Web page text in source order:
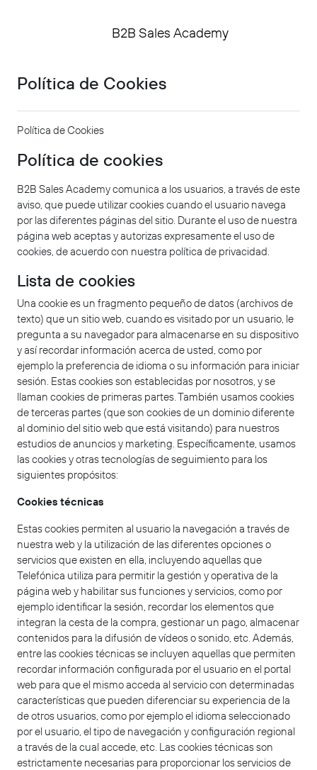
B2B Sales Academy
Política de Cookies
Política de Cookies
Política de cookies
B2B Sales Academy comunica a los usuarios, a través de este
aviso, que puede utilizar cookies cuando el usuario navega
por las diferentes páginas del sitio. Durante el uso de nuestra
página web aceptas y autorizas expresamente el uso de
cookies, de acuerdo con nuestra política de privacidad.
Lista de cookies
Una cookie es un fragmento pequeño de datos (archivos de
texto) que un sitio web, cuando es visitado por un usuario, le
pregunta a su navegador para almacenarse en su dispositivo
y así recordar información acerca de usted, como por
ejemplo la preferencia de idioma o su información para iniciar
sesión. Estas cookies son establecidas por nosotros, y se
llaman cookies de primeras partes. También usamos cookies
de terceras partes (que son cookies de un dominio diferente
al dominio del sitio web que está visitando) para nuestros
estudios de anuncios y marketing. Específicamente, usamos
las cookies y otras tecnologías de seguimiento para los
siguientes propósitos:
Cookies técnicas
Estas cookies permiten al usuario la navegación a través de
nuestra web y la utilización de las diferentes opciones o
servicios que existen en ella, incluyendo aquellas que
Telefónica utiliza para permitir la gestión y operativa de la
página web y habilitar sus funciones y servicios, como por
ejemplo identificar la sesión, recordar los elementos que
integran la cesta de la compra, gestionar un pago, almacenar
contenidos para la difusión de vídeos o sonido, etc. Además,
entre las cookies técnicas se incluyen aquellas que permiten
recordar información configurada por el usuario en el portal
web para que el mismo acceda al servicio con determinadas
características que pueden diferenciar su experiencia de la
de otros usuarios, como por ejemplo el idioma seleccionado
por el usuario, el tipo de navegación y configuración regional
a través de la cual accede, etc. Las cookies técnicas son
estrictamente necesarias para proporcionar los servicios de